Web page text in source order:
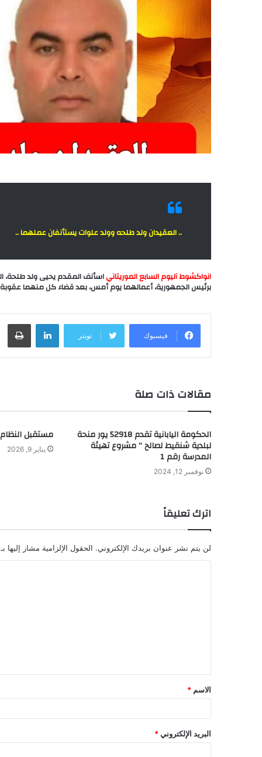
.. العقيدان ولد طلحه وولد علوات يستأنفان عملهما ..
انواكشوط آليوم السابع الموريتانياسأنف المقدم يحيى ولد طلحة،
برئيس الجمهورية، أعمالهما يوم أمس، بعد قضاء كل منهما
فيسبوك تويتر
لينكدإن
مقالات ذات صلة
الحكومة اليابانية تقدم 52918 يور منحة
لبلدية شنقيط لصالح ” مشروع تهيئة
المدرسة رقم 1
نوفمبر 12, 2024
مستقبل
يناير 9, 2026
اترك تعليقاً
لن يتم نشر عنوان بريدك الإلكتروني. الحقول الإلزامية مشار إليها
ق
*
الاسم *
البريد الإلكتروني *